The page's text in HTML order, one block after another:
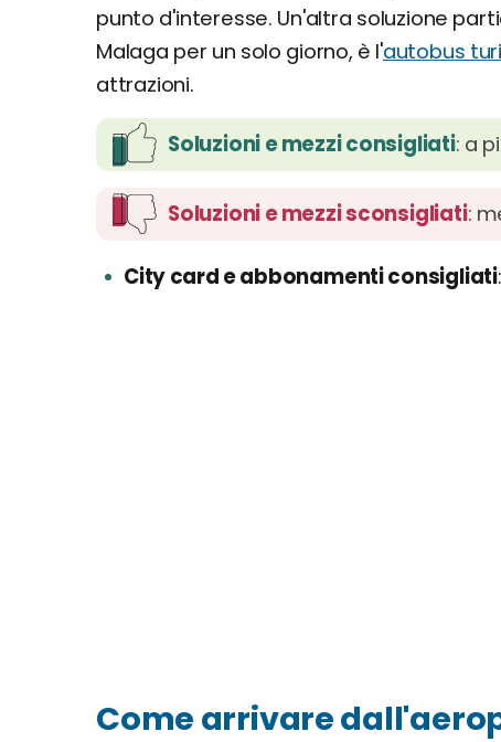
punto d'interesse. Un'altra soluzione
Malaga per un solo giorno, è l'autobus
attrazioni.
Soluzioni e mezzi consigliati: a
Soluzioni e mezzi sconsigliati:
City card e abbonamenti consigliati
Come arrivare